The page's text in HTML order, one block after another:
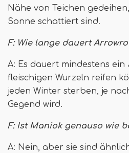
Nähe von Teichen
Sonne schattiert sind.
F: Wie lange dauert
A: Es dauert mindestens ein
fleischigen Wurzeln reifen
jeden Winter sterben, je
Gegend wird.
F: Ist Maniok genauso wie
A: Nein, aber sie sind